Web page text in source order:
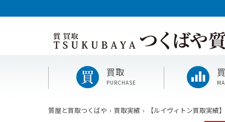
買取
PURCHASE
質屋と買取つくばや 買取実績 【ルイヴィトン買取実績